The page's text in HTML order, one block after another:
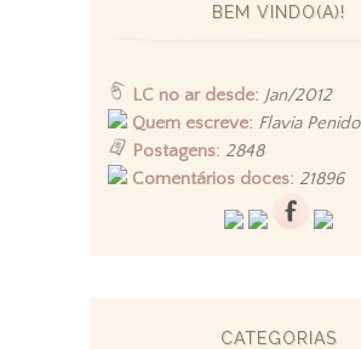
BEM VINDO(A)!
LC no ar desde: Jan/2012
Quem escreve: Flavia Penido
Postagens: 2848
Comentários doces: 21896
CATEGORIAS